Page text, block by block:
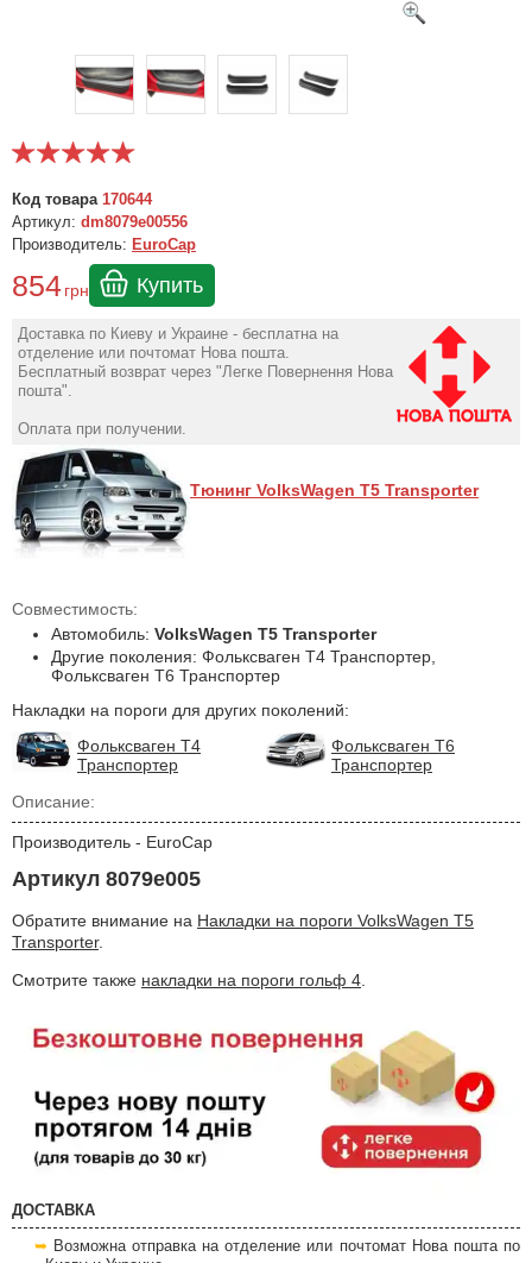
Код товара 170644
Артикул: dm8079e00556
Производитель: EuroCap
854грн Купить
Доставка по Киеву и Украине - бесплатна на
отделение или почтомат Нова пошта.
Бесплатный возврат через "Легке Повернення Нова
пошта".
Оплата при получении.
Тюнинг VolksWagen T5 Transporter
Совместимость:
Автомобиль: VolksWagen T5 Transporter
Другие поколения: Фольксваген Т4 Транспортер,
Фольксваген Т6 Транспортер
Накладки на пороги для других поколений:
Фольксваген Т4
Транспортер
Фольксваген Т6
Транспортер
Описание:
Производитель - EuroCap
Артикул 8079e005
Обратите внимание на Накладки на пороги VolksWagen T5
Transporter.
Смотрите также накладки на пороги гольф 4
ДОСТАВКА
Возможна отправка на отделение или почтомат Нова пошта по